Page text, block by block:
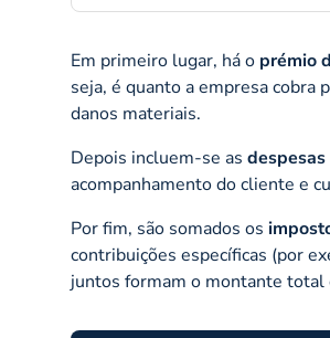
Em primeiro lugar, há o prémio
seja, é quanto a empresa cobra
danos materiais.
Depois incluem-se as
acompanhamento do cliente e
Por fim, são somados os
contribuições específicas (por
juntos formam o montante total